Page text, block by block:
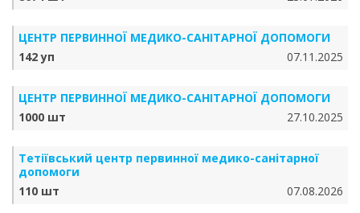
ЦЕНТР ПЕРВИННОЇ МЕДИКО-САНІТАРНОЇ ДОПОМОГИ
142 уп
07.11.2025
ЦЕНТР ПЕРВИННОЇ МЕДИКО-САНІТАРНОЇ ДОПОМОГИ
1000 шт
27.10.2025
Тетіївський центр первинної медико-санітарної
допомоги
110 шт
07.08.2026